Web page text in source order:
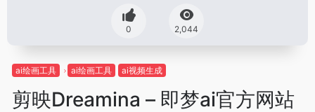
0 2,044
ai绘画工具 ai绘画工具 ai视频生成
剪映Dreamina – 即梦ai官方网站